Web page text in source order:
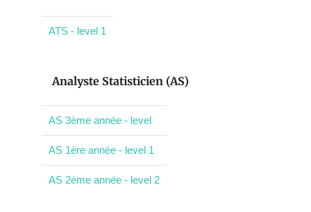
ATS - level 1
Analyste Statisticien (AS)
AS 3ème année - level
AS 1ère année - level 1
AS 2ème année - level 2